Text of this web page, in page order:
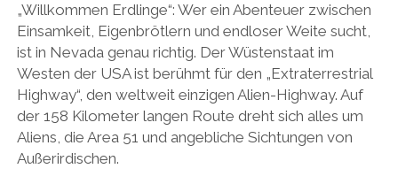
„Willkommen Erdlinge“: Wer ein Abenteuer zwischen
Einsamkeit, Eigenbrötlern und endloser Weite sucht,
ist in Nevada genau richtig. Der Wüstenstaat im
Westen der USA ist berühmt für den „Extraterrestrial
Highway“, den weltweit einzigen Alien-Highway. Auf
der 158 Kilometer langen Route dreht sich alles um
Aliens, die Area 51 und angebliche Sichtungen von
Außerirdischen.